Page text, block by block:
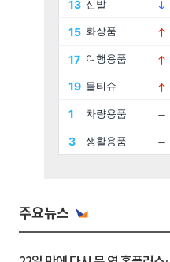
주요뉴스